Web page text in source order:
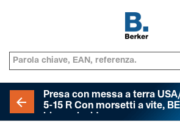
Presa con messa a terra
5-15 R Con morsetti a vite,